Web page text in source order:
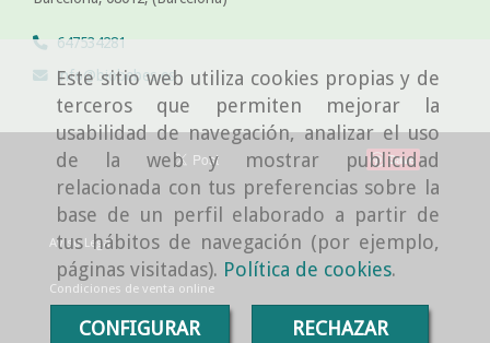
Este sitio web utiliza cookies propias y de
terceros que permiten mejorar la
usabilidad de navegación, analizar el uso
de la web y mostrar publicidad
relacionada con tus preferencias sobre la
base de un perfil elaborado a partir de
tus hábitos de navegación (por ejemplo,
páginas visitadas). Política de cookies.
CONFIGURAR RECHAZAR
647534281
info
biobebes.es
Save
Aviso Legal
Condiciones de venta online
Política de cookies